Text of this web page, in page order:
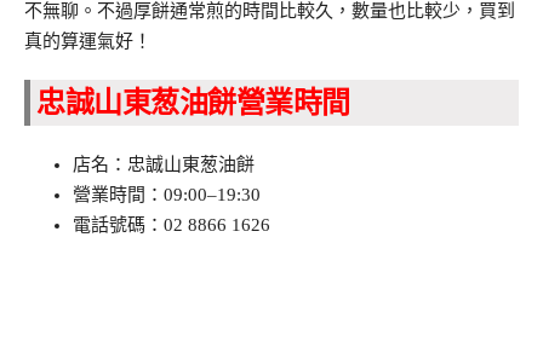
不無聊。不過厚餅通常煎的時間比較久，數量也比較少，買到
真的算運氣好！
忠誠山東葱油餅營業時間
店名：忠誠山東葱油餅
營業時間：09:00–19:30
電話號碼：02 8866 1626